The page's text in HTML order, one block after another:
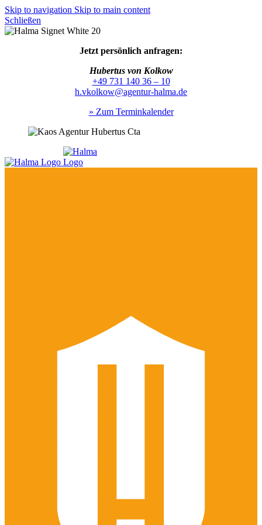
Skip to navigation Skip to main content
Schließen
Jetzt persönlich anfragen:
Hubertus von Kolkow
+49 731 140 36 – 10
h.vkolkow@agentur-halma.de
» Zum Terminkalender